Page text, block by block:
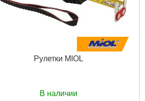
Рулетки MIOL
В наличии